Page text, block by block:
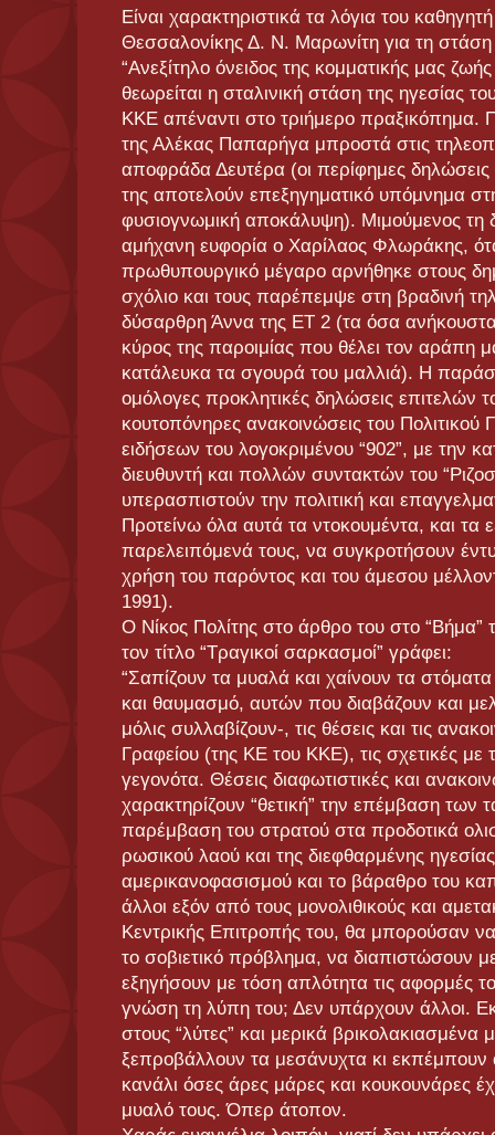
Είναι χαρακτηριστικά τα λόγια του
Θεσσαλονίκης Δ. Ν. Μαρωνίτη για τη
“Ανεξίτηλο όνειδος της κομματικής μας
θεωρείται η σταλινική στάση της ηγεσίας
ΚΚΕ απέναντι στο τριήμερο πραξικόπημα.
της Αλέκας Παπαρήγα μπροστά στις
αποφράδα Δευτέρα (οι περίφημες
της αποτελούν επεξηγηματικό υπόμνημα
φυσιογνωμική αποκάλυψη). Μιμούμενος τη
αμήχανη ευφορία ο Χαρίλαος Φλωράκης,
πρωθυπουργικό μέγαρο αρνήθηκε στους
σχόλιο και τους παρέπεμψε στη βραδινή
δύσαρθρη Άννα της ΕΤ 2 (τα όσα ανήκουστα
κύρος της παροιμίας που θέλει τον αράπη
κατάλευκα τα σγουρά του μαλλιά). Η
ομόλογες προκλητικές δηλώσεις επιτελών
κουτοπόνηρες ανακοινώσεις του Πολιτικού
ειδήσεων του λογοκριμένου “902”, με την
διευθυντή και πολλών συντακτών του
υπερασπιστούν την πολιτική και
Προτείνω όλα αυτά τα ντοκουμέντα, και
παρελειπόμενά τους, να συγκροτήσουν
χρήση του παρόντος και του άμεσου
1991).
Ο Νίκος Πολίτης στο άρθρο του στο “Βήμα”
τον τίτλο “Τραγικοί σαρκασμοί” γράφει:
“Σαπίζουν τα μυαλά και χαίνουν τα
και θαυμασμό, αυτών που διαβάζουν και
μόλις συλλαβίζουν-, τις θέσεις και τις
Γραφείου (της ΚΕ του ΚΚΕ), τις σχετικές με
γεγονότα. Θέσεις διαφωτιστικές και
χαρακτηρίζουν “θετική” την επέμβαση των
παρέμβαση του στρατού στα προδοτικά
ρωσικού λαού και της διεφθαρμένης
αμερικανοφασισμού και το βάραθρο του
άλλοι εξόν από τους μονολιθικούς και
Κεντρικής Επιτροπής του, θα μπορούσαν
το σοβιετικό πρόβλημα, να διαπιστώσουν με
εξηγήσουν με τόση απλότητα τις αφορμές
γνώση τη λύπη του; Δεν υπάρχουν άλλοι.
στους “λύτες” και μερικά βρικολακιασμένα
ξεπροβάλλουν τα μεσάνυχτα κι εκπέμπουν
κανάλι όσες άρες μάρες και κουκουνάρες
μυαλό τους. Όπερ άτοπον.